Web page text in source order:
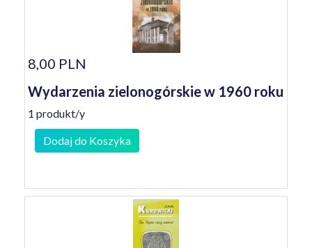
8,00 PLN
Wydarzenia zielonogórskie w 1960 roku
1 produkt/y
Dodaj do Koszyka